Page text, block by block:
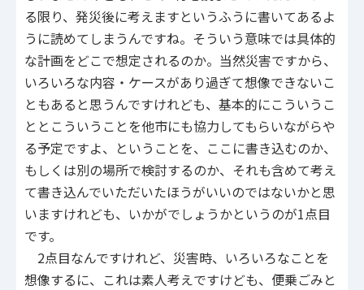
る限り、発災後に考えますというふうに書いてあるよ
うに読めてしまうんですね。そういう意味では具体的
な計画をどこで想定されるのか。当然災害ですから、
いろいろな内容・ケースがあり過ぎて想像できないこ
ともあると思うんですけれども、基本的にこういうこ
ととこういうことを他市にも協力してもらいながらや
る予定ですよ、ということを、ここに書き込むのか、
もしくは別の場所で検討するのか、それも含めて考え
て書き込んでいただいたほうがいいのではないかと思
いますけれども、いかがでしょうかというのが1点目
です。
2点目なんですけれど、災害時、いろいろなことを
想像するに、これは素人考えですけども、便乗ごみと